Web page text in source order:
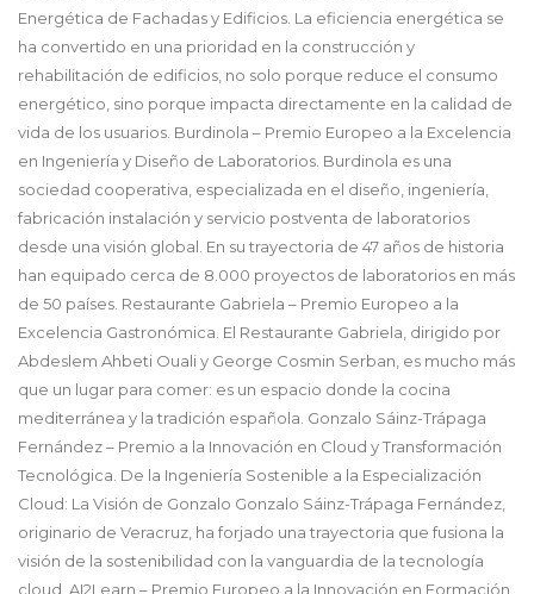
Energética de Fachadas y Edificios. La eficiencia energética se
ha convertido en una prioridad en la construcción y
rehabilitación de edificios, no solo porque reduce el consumo
energético, sino porque impacta directamente en la calidad de
vida de los usuarios. Burdinola – Premio Europeo a la Excelencia
en Ingeniería y Diseño de Laboratorios. Burdinola es una
sociedad cooperativa, especializada en el diseño, ingeniería,
fabricación instalación y servicio postventa de laboratorios
desde una visión global. En su trayectoria de 47 años de historia
han equipado cerca de 8.000 proyectos de laboratorios en más
de 50 países. Restaurante Gabriela – Premio Europeo a la
Excelencia Gastronómica. El Restaurante Gabriela, dirigido por
Abdeslem Ahbeti Ouali y George Cosmin Serban, es mucho más
que un lugar para comer: es un espacio donde la cocina
mediterránea y la tradición española. Gonzalo Sáinz-Trápaga
Fernández – Premio a la Innovación en Cloud y Transformación
Tecnológica. De la Ingeniería Sostenible a la Especialización
Cloud: La Visión de Gonzalo Gonzalo Sáinz-Trápaga Fernández,
originario de Veracruz, ha forjado una trayectoria que fusiona la
visión de la sostenibilidad con la vanguardia de la tecnología
cloud. AI2Learn – Premio Europeo a la Innovación en Formación